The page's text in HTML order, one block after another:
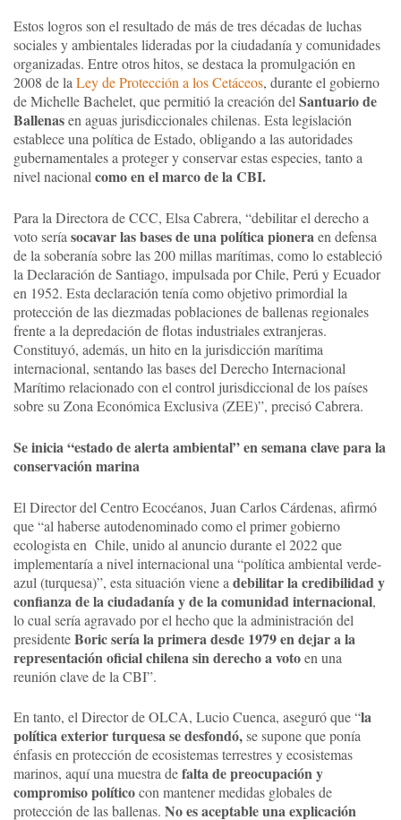
Estos logros son el resultado de más de tres décadas de luchas
sociales y ambientales lideradas por la ciudadanía y comunidades
organizadas. Entre otros hitos, se destaca la promulgación en
2008 de laLey de Protección a los Cetáceos, durante el gobierno
de Michelle Bachelet, que permitió la creación delSantuario de
Ballenasen aguas jurisdiccionales chilenas. Esta legislación
establece una política de Estado, obligando a las autoridades
gubernamentales a proteger y conservar estas especies, tanto a
nivel nacionalcomo en el marco de la CBI.
Para la Directora de CCC, Elsa Cabrera, “debilitar el derecho a
voto seríasocavar las bases de una política pioneraen defensa
de la soberanía sobre las 200 millas marítimas, como lo estableció
la Declaración de Santiago, impulsada por Chile, Perú y Ecuador
en 1952. Esta declaración tenía como objetivo primordial la
protección de las diezmadas poblaciones de ballenas regionales
frente a la depredación de flotas industriales extranjeras.
Constituyó, además, un hito en la jurisdicción marítima
internacional, sentando las bases del Derecho Internacional
Marítimo relacionado con el control jurisdiccional de los países
sobre su Zona Económica Exclusiva (ZEE)”, precisó Cabrera.
Se inicia “estado de alerta ambiental” en semana clave para la
conservación marina
El Director del Centro Ecocéanos, Juan Carlos Cárdenas, afirmó
que “al haberse autodenominado como el primer gobierno
ecologista en Chile, unido al anuncio durante el 2022 que
implementaría a nivel internacional una “política ambiental verde-
azul (turquesa)”, esta situación viene adebilitar la credibilidad y
confianza de la ciudadanía y de la comunidad internacional,
lo cual sería agravado por el hecho que la administración del
presidenteBoric sería la primera desde 1979 en dejar a la
representación oficial chilena sin derecho a votoen una
reunión clave de la CBI”.
En tanto, el Director de OLCA, Lucio Cuenca, aseguró que “la
política exterior turquesa se desfondó,se supone que ponía
énfasis en protección de ecosistemas terrestres y ecosistemas
marinos, aquí una muestra defalta de preocupación y
compromiso políticocon mantener medidas globales de
protección de las ballenas.No es aceptable una explicación